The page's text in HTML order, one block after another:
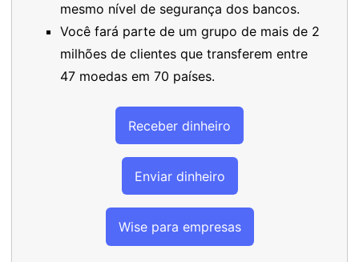
mesmo nível de segurança dos bancos.
Você fará parte de um grupo de mais de 2
milhões de clientes que transferem entre
47 moedas em 70 países.
Receber dinheiro
Enviar dinheiro
Wise para empresas